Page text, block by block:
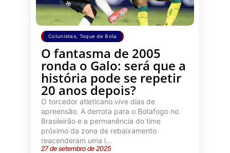
Colunistas, Toque de Bola
O fantasma de 2005
ronda o Galo: será que a
história pode se repetir
20 anos depois?
O torcedor atleticano vive dias de
apreensão. A derrota para o Botafogo no
Brasileirão e a permanência do time
próximo da zona de rebaixamento
reacenderam uma l...
27 de setembro de 2025